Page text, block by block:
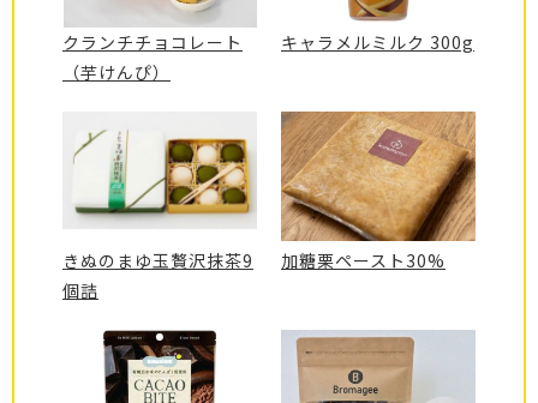
クランチチョコレート
（芋けんぴ）
キャラメルミルク 300g
きぬのまゆ玉贅沢抹茶9
個詰
加糖栗ペースト30%